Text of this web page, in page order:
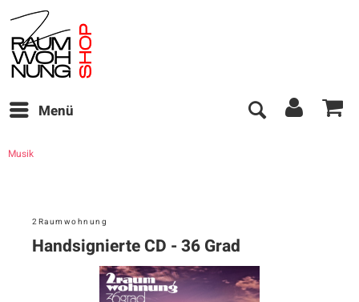
Menü
Musik
2Raumwohnung
Handsignierte CD - 36 Grad